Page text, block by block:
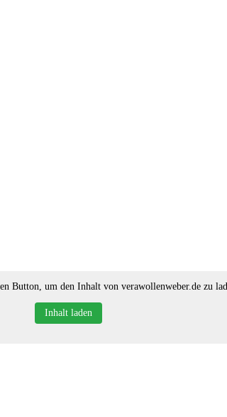
Button, um den Inhalt von verawollenweber.de zu
Inhalt laden